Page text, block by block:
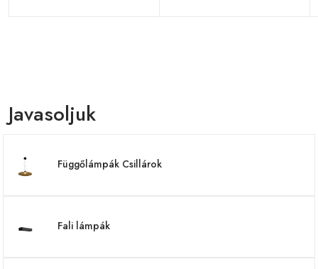
Javasoljuk
Függőlámpák Csillárok
Fali lámpák